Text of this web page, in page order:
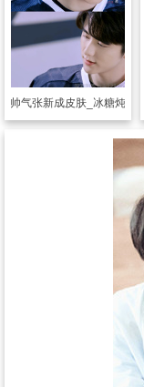
超帅气张新成皮肤_冰糖炖雪
透明皮肤